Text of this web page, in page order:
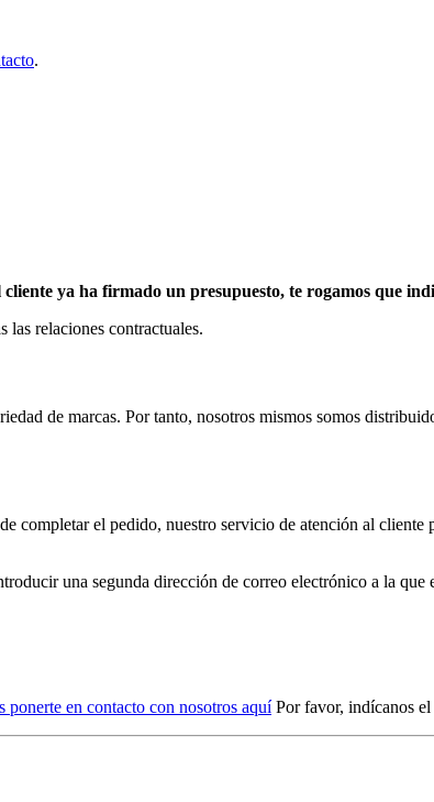
.
ya ha firmado un presupuesto, te rogamos que
las relaciones contractuales.
de marcas. Por tanto, nosotros mismos somos
completar el pedido, nuestro servicio de atención al
una segunda dirección de correo electrónico a la que
ponerte en contacto con nosotros aquíPor favor, indícanos el